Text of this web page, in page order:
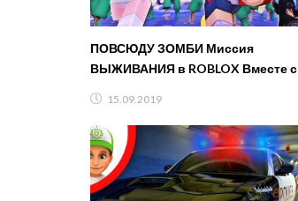
ПОВСЮДУ ЗОМБИ Миссия
ВЫЖИВАНИЯ в ROBLOX Вместе с
15.09.2019